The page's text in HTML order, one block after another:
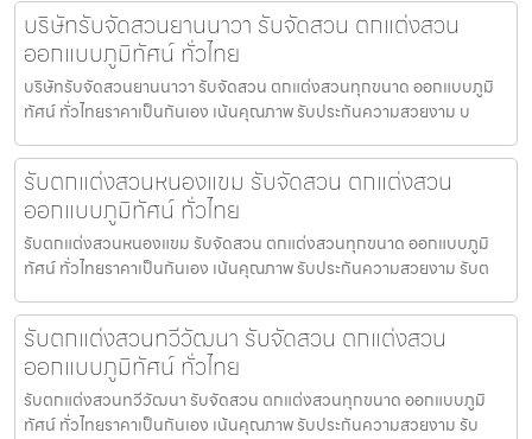
บริษัทรับจัดสวนยานนาวา รับจัดสวน ตกแต่งสวน
ออกแบบภูมิทัศน์ ทั่วไทย
บริษัทรับจัดสวนยานนาวา รับจัดสวน ตกแต่งสวนทุกขนาด ออกแบบภูมิ
ทัศน์ ทั่วไทยราคาเป็นกันเอง เน้นคุณภาพ รับประกันความสวยงาม บ
รับตกแต่งสวนหนองแขม รับจัดสวน ตกแต่งสวน
ออกแบบภูมิทัศน์ ทั่วไทย
รับตกแต่งสวนหนองแขม รับจัดสวน ตกแต่งสวนทุกขนาด ออกแบบภูมิ
ทัศน์ ทั่วไทยราคาเป็นกันเอง เน้นคุณภาพ รับประกันความสวยงาม รับต
รับตกแต่งสวนทวีวัฒนา รับจัดสวน ตกแต่งสวน
ออกแบบภูมิทัศน์ ทั่วไทย
รับตกแต่งสวนทวีวัฒนา รับจัดสวน ตกแต่งสวนทุกขนาด ออกแบบภูมิ
ทัศน์ ทั่วไทยราคาเป็นกันเอง เน้นคุณภาพ รับประกันความสวยงาม รับ